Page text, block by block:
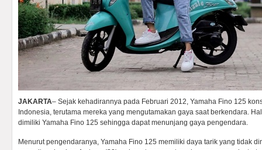
JAKARTA– Sejak kehadirannya pada Februari 2012, Yamaha Fino 125
Indonesia, terutama mereka yang mengutamakan gaya saat berkendara.
dimiliki Yamaha Fino 125 sehingga dapat menunjang gaya pengendara.
Menurut pengendaranya, Yamaha Fino 125 memiliki daya tarik yang tidak